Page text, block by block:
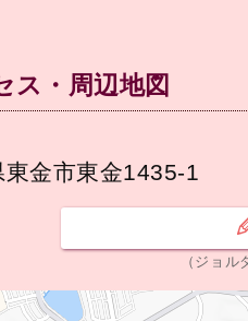
ス・周辺地図
東金市東金1435-1
（ジョル